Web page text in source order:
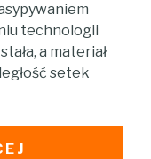
technologii
a materiał
setek